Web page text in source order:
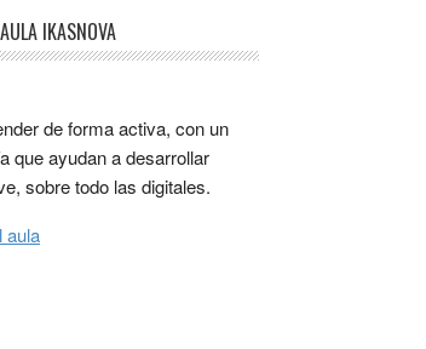
AULA IKASNOVA
de forma activa, con un
que ayudan a desarrollar
sobre todo las digitales.
aula